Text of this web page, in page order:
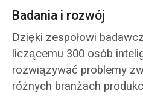
Badania i rozwój
Dzięki zespołowi
liczącemu 300 osób
rozwiązywać problemy
różnych branżach